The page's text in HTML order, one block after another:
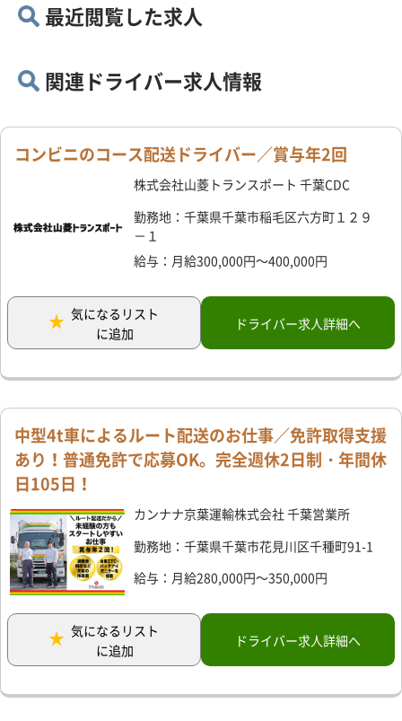
最近閲覧した求人
関連ドライバー求人情報
コンビニのコース配送ドライバー／賞与年2回
株式会社山菱トランスポート 千葉CDC
勤務地：千葉県千葉市稲毛区六方町１２９
－１
給与：月給300,000円～400,000円
気になるリスト
に追加
ドライバー求人詳細へ
中型4t車によるルート配送のお仕事／免許取得支援
あり！普通免許で応募OK。完全週休2日制・年間休
日105日！
カンナナ京葉運輸株式会社 千葉営業所
勤務地：千葉県千葉市花見川区千種町91-1
給与：月給280,000円～350,000円
気になるリスト
に追加
ドライバー求人詳細へ